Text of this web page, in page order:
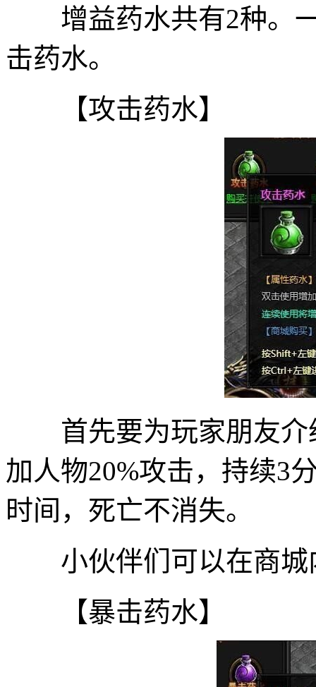
增益药水共有2种。一
击药水。
【攻击药水】
首先要为玩家朋友介
加人物20%攻击，持续3
时间，死亡不消失。
小伙伴们可以在商城
【暴击药水】